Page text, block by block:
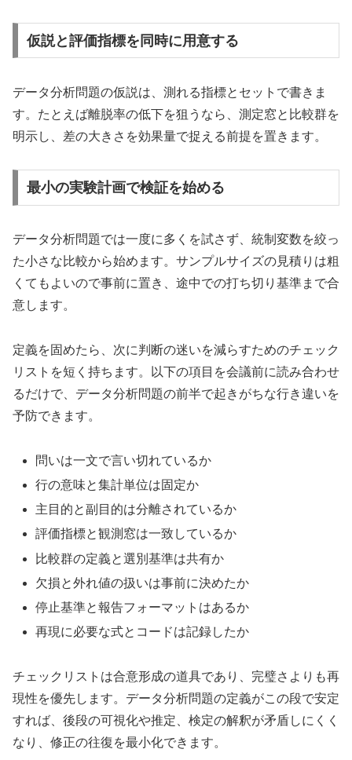
仮説と評価指標を同時に用意する
データ分析問題の仮説は、測れる指標とセットで書きま
す。たとえば離脱率の低下を狙うなら、測定窓と比較群を
明示し、差の大きさを効果量で捉える前提を置きます。
最小の実験計画で検証を始める
データ分析問題では一度に多くを試さず、統制変数を絞っ
た小さな比較から始めます。サンプルサイズの見積りは粗
くてもよいので事前に置き、途中での打ち切り基準まで合
意します。
定義を固めたら、次に判断の迷いを減らすためのチェック
リストを短く持ちます。以下の項目を会議前に読み合わせ
るだけで、データ分析問題の前半で起きがちな行き違いを
予防できます。
問いは一文で言い切れているか
行の意味と集計単位は固定か
主目的と副目的は分離されているか
評価指標と観測窓は一致しているか
比較群の定義と選別基準は共有か
欠損と外れ値の扱いは事前に決めたか
停止基準と報告フォーマットはあるか
再現に必要な式とコードは記録したか
チェックリストは合意形成の道具であり、完璧さよりも再
現性を優先します。データ分析問題の定義がこの段で安定
すれば、後段の可視化や推定、検定の解釈が矛盾しにくく
なり、修正の往復を最小化できます。